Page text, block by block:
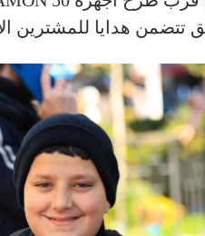
تتضمن هدايا للمشترين